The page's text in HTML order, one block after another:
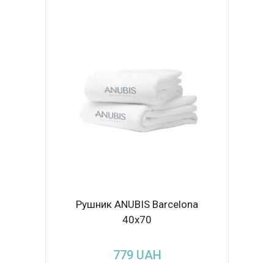
Рушник ANUBIS Barcelona
40x70
779 UAH